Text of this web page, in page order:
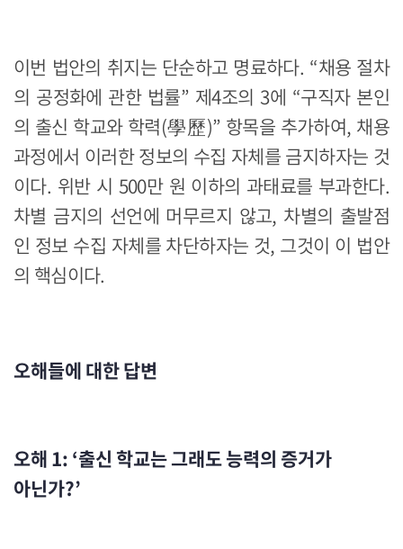
이번 법안의 취지는 단순하고 명료하다. “채용 절차
의 공정화에 관한 법률” 제4조의 3에 “구직자 본인
의 출신 학교와 학력(學歷)” 항목을 추가하여, 채용
과정에서 이러한 정보의 수집 자체를 금지하자는 것
이다. 위반 시 500만 원 이하의 과태료를 부과한다.
차별 금지의 선언에 머무르지 않고, 차별의 출발점
인 정보 수집 자체를 차단하자는 것, 그것이 이 법안
의 핵심이다.
오해들에 대한 답변
오해 1: ‘출신 학교는 그래도 능력의 증거가
아닌가?’